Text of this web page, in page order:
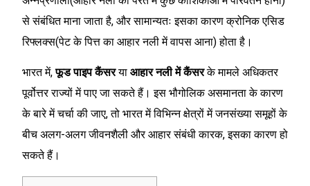
से संबंधित माना जाता है, और सामान्यतः इसका कारण क्रोनिक एसिड
रिफ्लक्स(पेट के पित्त का आहार नली में वापस आना) होता है।
भारत में,फूड पाइप कैंसरया आहार नली में कैंसरके मामले अधिकतर
पूर्वोत्तर राज्यों में पाए जा सकते हैं। इस भौगोलिक असमानता के कारण
के बारे में चर्चा की जाए, तो भारत में विभिन्न क्षेत्रों में जनसंख्या समूहों के
बीच अलग-अलग जीवनशैली और आहार संबंधी कारक, इसका कारण हो
सकते हैं।